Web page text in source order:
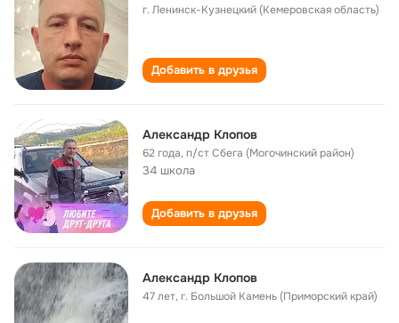
г. Ленинск-Кузнецкий (Кемеровская область)
Добавить в друзья
Александр Клопов
62 года,п/ст Сбега (Могочинский район)
34 школа
Добавить в друзья
Александр Клопов
47 лет,г. Большой Камень (Приморский край)